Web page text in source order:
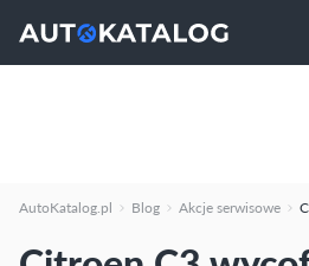
AutoKatalog.pl Blog Akcje serwisowe